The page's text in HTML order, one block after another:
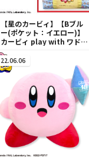
【星のカービィ】【Bブル
ー(ポケット：イエロー)】
カービィ play with ワドル
ディ ボストンバッグ
22.06.06